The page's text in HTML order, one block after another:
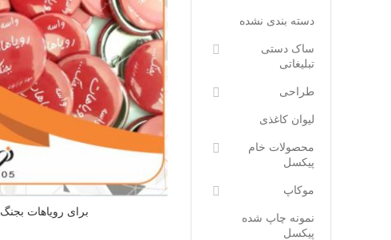
برای رویاهات بجنگ
دسته بندی نشده
ساک دستی
تبلیغاتی
طراحی
لیوان کاغذی
محصولات خام
پیکسل
موکاپ
نمونه چاپ شده
پیکسل